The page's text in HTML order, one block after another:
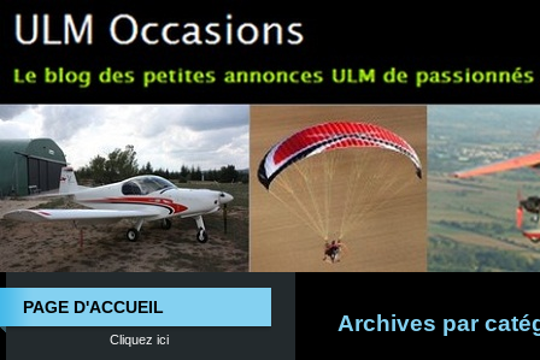
PAGE D'ACCUEIL
Cliquez ici
Archives par